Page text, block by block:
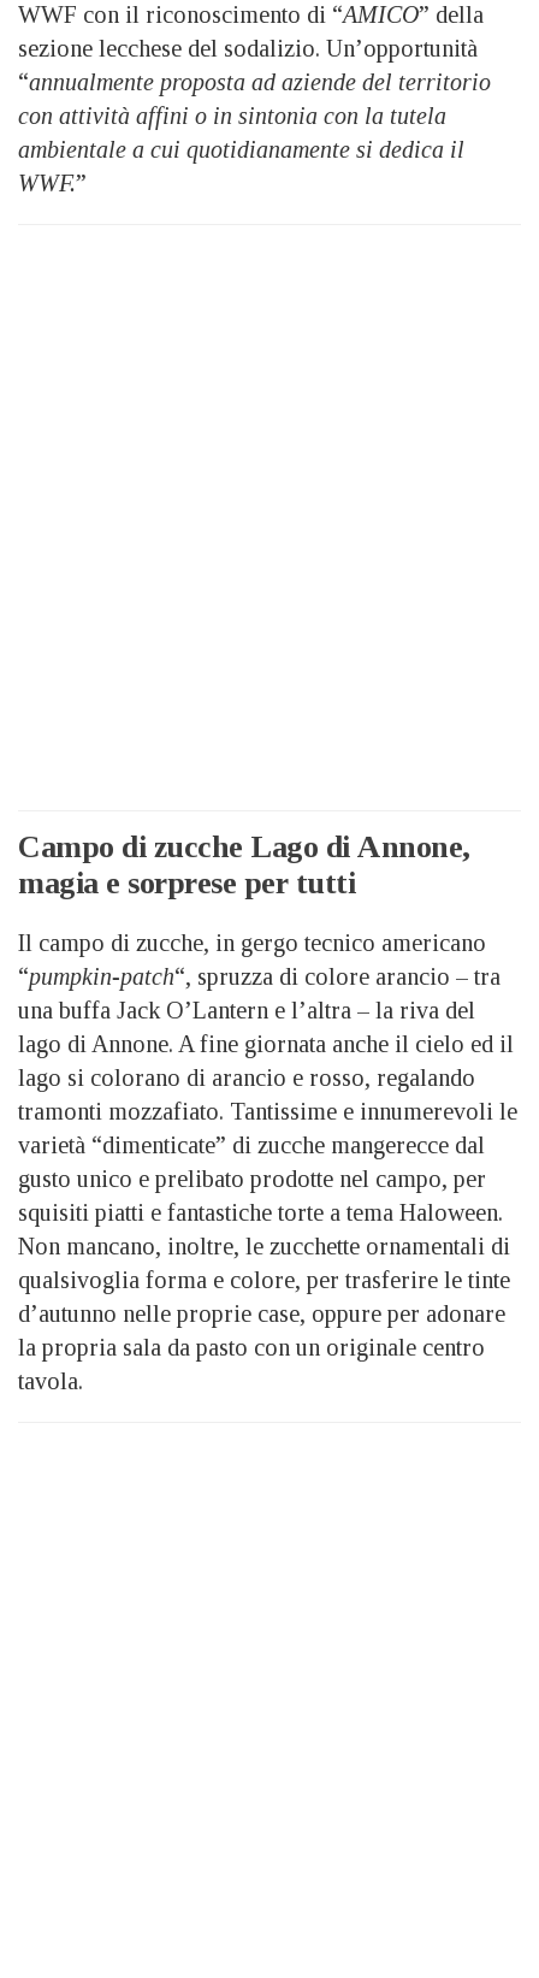
WWF con il riconoscimento di “AMICO” della
sezione lecchese del sodalizio. Un’opportunità
“annualmente proposta ad aziende del territorio
con attività affini o in sintonia con la tutela
ambientale a cui quotidianamente si dedica il
WWF.”
Campo di zucche Lago di Annone,
magia e sorprese per tutti
Il campo di zucche, in gergo tecnico americano
“pumpkin-patch“, spruzza di colore arancio – tra
una buffa Jack O’Lantern e l’altra – la riva del
lago di Annone. A fine giornata anche il cielo ed il
lago si colorano di arancio e rosso, regalando
tramonti mozzafiato. Tantissime e innumerevoli le
varietà “dimenticate” di zucche mangerecce dal
gusto unico e prelibato prodotte nel campo, per
squisiti piatti e fantastiche torte a tema Haloween.
Non mancano, inoltre, le zucchette ornamentali di
qualsivoglia forma e colore, per trasferire le tinte
d’autunno nelle proprie case, oppure per adonare
la propria sala da pasto con un originale centro
tavola.